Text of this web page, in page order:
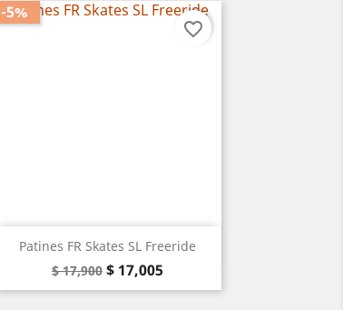
Patines FR Skates SL Freeride
Precio
base
$ 17,900 Precio
$ 17,005
-5%
Vista rápida
favorite_border